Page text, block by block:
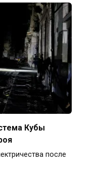
Кубы
после